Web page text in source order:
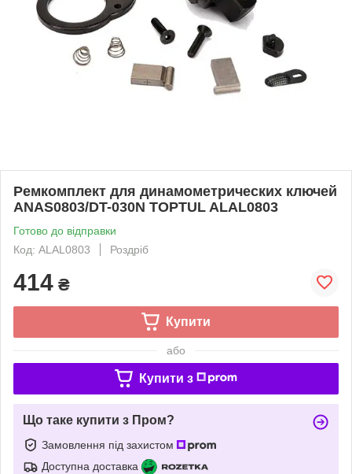
Ремкомплект для динамометрических ключей
ANAS0803/DT-030N TOPTUL ALAL0803
Готово до відправки
Код: ALAL0803
Роздріб
414 ₴
Купити
або
Купити з
Що таке купити з Пром?
Замовлення під захистом
Доступна доставка